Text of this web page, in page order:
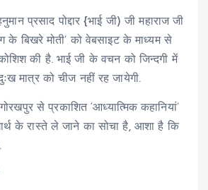
प्रसाद पोद्दार {भाई जी) जी महाराज जी
के बिखरे मोती’ को वेबसाइट के माध्यम से
की है. भाई जी के वचन को जिन्दगी में
मात्र को चीज नहीं रह जायेगी.
से प्रकाशित ‘आध्यात्मिक कहानियां’
के रास्ते ले जाने का सोचा है, आशा है कि